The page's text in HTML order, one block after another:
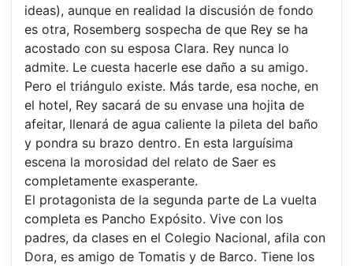
ideas), aunque en realidad la discusión de fondo
es otra, Rosemberg sospecha de que Rey se ha
acostado con su esposa Clara. Rey nunca lo
admite. Le cuesta hacerle ese daño a su amigo.
Pero el triángulo existe. Más tarde, esa noche, en
el hotel, Rey sacará de su envase una hojita de
afeitar, llenará de agua caliente la pileta del baño
y pondra su brazo dentro. En esta larguísima
escena la morosidad del relato de Saer es
completamente exasperante.
El protagonista de la segunda parte de La vuelta
completa es Pancho Expósito. Vive con los
padres, da clases en el Colegio Nacional, afila con
Dora, es amigo de Tomatis y de Barco. Tiene los